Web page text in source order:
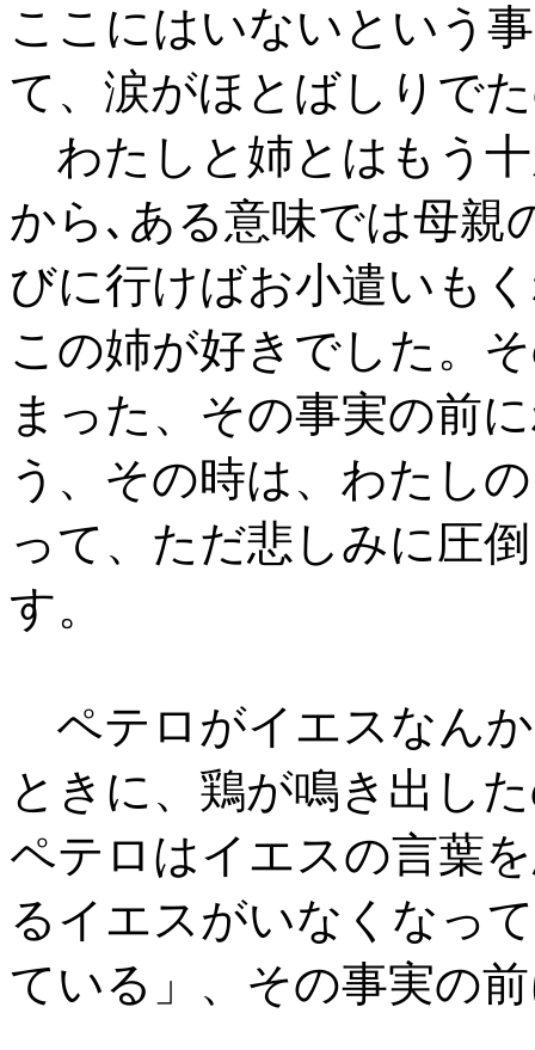
ここにはいないという
て、涙がほとばしりで
わたしと姉とはもう
から､ある意味では母親
びに行けばお小遣いも
この姉が好きでした。
まった、その事実の前
う、その時は、わたし
って、ただ悲しみに圧
す。
ペテロがイエスなん
ときに、鶏が鳴き出し
ペテロはイエスの言葉
るイエスがいなくなっ
ている」、その事実の